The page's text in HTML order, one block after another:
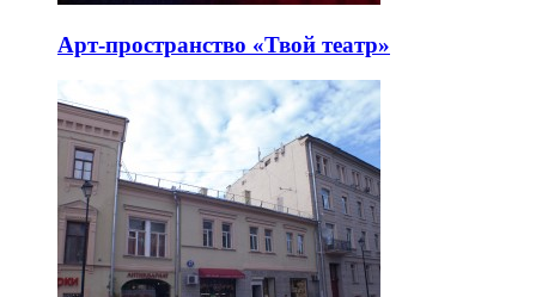
Арт-пространство «Твой театр»